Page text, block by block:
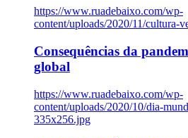
https://www.ruadebaixo.com/wp-
content/uploads/2020/11/cultura-
Consequências da
global
https://www.ruadebaixo.com/wp-
content/uploads/2020/10/dia-
335x256.jpg